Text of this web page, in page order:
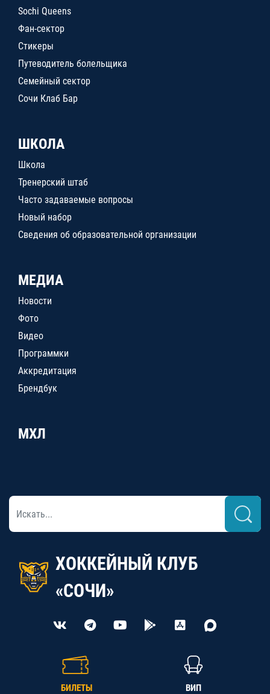
Sochi Queens
Фан-сектор
Стикеры
Путеводитель болельщика
Семейный сектор
Сочи Клаб Бар
ШКОЛА
Школа
Тренерский штаб
Часто задаваемые вопросы
Новый набор
Сведения об образовательной организации
МЕДИА
Новости
Фото
Видео
Программки
Аккредитация
Брендбук
МХЛ
ХОККЕЙНЫЙ КЛУБ
«СОЧИ»
БИЛЕТЫ ВИП